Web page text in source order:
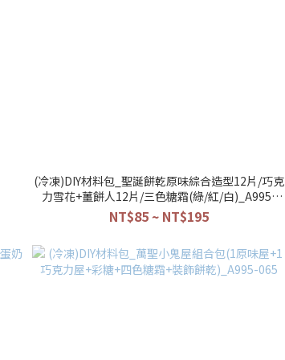
(冷凍)DIY材料包_聖誕餅乾原味綜合造型12片/巧克
力雪花+薑餅人12片/三色糖霜(綠/紅/白)_A995-
020.21.22
NT$85 ~ NT$195